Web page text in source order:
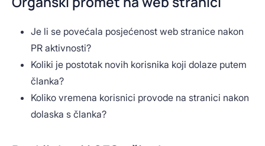
Je li se povećala posjećenost web stranice nakon
PR aktivnosti?
Koliki je postotak novih korisnika koji dolaze putem
članka?
Koliko vremena korisnici provode na stranici nakon
dolaska s članka?